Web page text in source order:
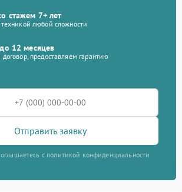
стажем 7+ лет
любой сложности
12 месяцев
предоставляем гарантию
Отправить заявку
с политикой конфиденциальности